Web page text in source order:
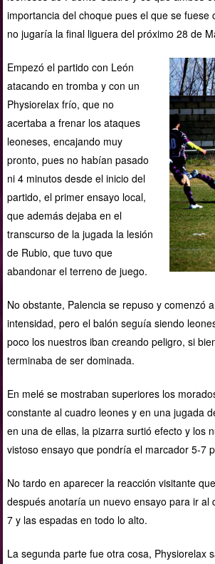
importancia del choque pues el que se fuese
no jugaría la final liguera del próximo 28 de
Empezó el partido con León
atacando en tromba y con un
Physiorelax frío, que no
acertaba a frenar los ataques
leoneses, encajando muy
pronto, pues no habían pasado
ni 4 minutos desdeel inicio del
partido, el primer ensayo local,
que además dejaba en el
transcurso de la jugada la lesión
de Rubio, que tuvo que
abandonar el terreno de juego.
No obstante, Palencia se repuso y comenzó
intensidad, pero el balón seguía siendo
poco los nuestros iban creando peligro, si
terminaba de ser dominada.
En melé se mostraban superiores los
constante al cuadro leones y en una jugada
en una de ellas, la pizarra surtió efecto y los
vistoso ensayo que pondría el marcador 5-7
No tardo en aparecer la reacción visitante
después anotaría un nuevo ensayo para ir al
7 y las espadas en todo lo alto.
La segunda parte fue otra cosa, Physiorelax